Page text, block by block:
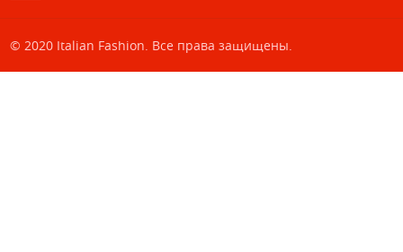
© 2020 Italian Fashion. Все права защищены.